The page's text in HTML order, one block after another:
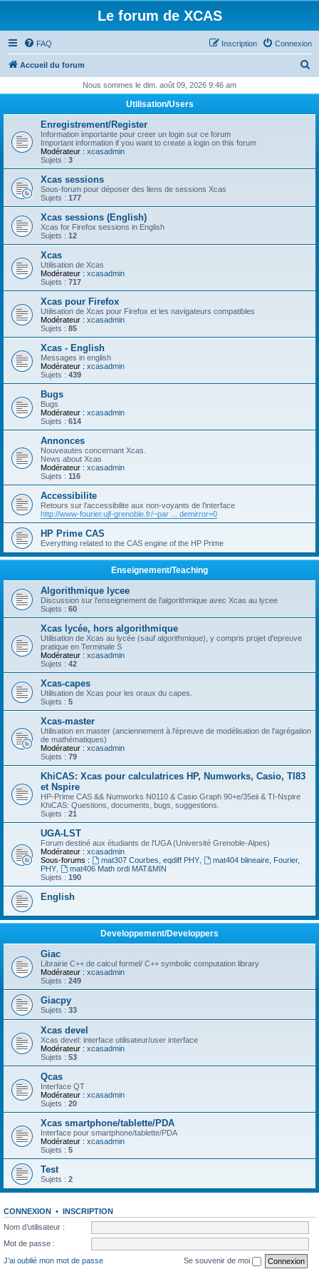
Le forum de XCAS
FAQ Connexion
Inscription
Accueil du forum
h
c
Nous sommes le dim. août 09, 2026 9:46 am
Utilisation/Users
Enregistrement/Register
Information importante pour creer un login sur ce forum
Important information if you want to create a login on this forum
Modérateur : xcasadmin
Sujets : 3
Xcas sessions
Sous-forum pour déposer des liens de sessions Xcas
Sujets : 177
Xcas sessions (English)
Xcas for Firefox sessions in English
Sujets : 12
Xcas
Utilisation de Xcas
Modérateur : xcasadmin
Sujets : 717
Xcas pour Firefox
Utilisation de Xcas pour Firefox et les navigateurs compatibles
Modérateur : xcasadmin
Sujets : 85
Xcas - English
Messages in english
Modérateur : xcasadmin
Sujets : 439
Bugs
Bugs
Modérateur : xcasadmin
Sujets : 614
Annonces
Nouveautes concernant Xcas.
News about Xcas
Modérateur : xcasadmin
Sujets : 116
Accessibilite
Retours sur l'accessibilite aux non-voyants de l'interface
http://www-fourier.ujf-grenoble.fr/~par ... demirror=0
HP Prime CAS
Everything related to the CAS engine of the HP Prime
Enseignement/Teaching
Algorithmique lycee
Discussion sur l'enseignement de l'algorithmique avec Xcas au lycee
Sujets : 60
Xcas lycée, hors algorithmique
Utilisation de Xcas au lycée (sauf algorithmique), y compris projet d'epreuve
pratique en Terminale S
Modérateur : xcasadmin
Sujets : 42
Xcas-capes
Utilisation de Xcas pour les oraux du capes.
Sujets : 5
Xcas-master
Utilisation en master (anciennement à l'épreuve de modélisation de l'agrégation
de mathématiques)
Modérateur : xcasadmin
Sujets : 79
KhiCAS: Xcas pour calculatrices HP, Numworks, Casio, TI83
et Nspire
HP-Prime CAS && Numworks N0110 & Casio Graph 90+e/35eii & TI-Nspire
KhiCAS: Questions, documents, bugs, suggestions.
Sujets : 21
UGA-LST
Forum destiné aux étudiants de l'UGA (Université Grenoble-Alpes)
Modérateur : xcasadmin
Sous-forums :
mat307 Courbes, eqdiff PHY,
mat404 blineaire, Fourier,
PHY
mat406 Math ordi MAT&MIN
Sujets : 190
English
Developpement/Developpers
Giac
Librairie C++ de calcul formel/ C++ symbolic computation library
Modérateur : xcasadmin
Sujets : 249
Giacpy
Sujets : 33
Xcas devel
Xcas devel: interface utilisateur/user interface
Modérateur : xcasadmin
Sujets : 53
Qcas
Interface QT
Modérateur : xcasadmin
Sujets : 20
Xcas smartphone/tablette/PDA
Interface pour smartphone/tablette/PDA
Modérateur : xcasadmin
Sujets : 5
Test
Sujets : 2
CONNEXION • INSCRIPTION
Nom d’utilisateur :
Mot de passe :
J’ai oublié mon mot de passe
Se souvenir de moi